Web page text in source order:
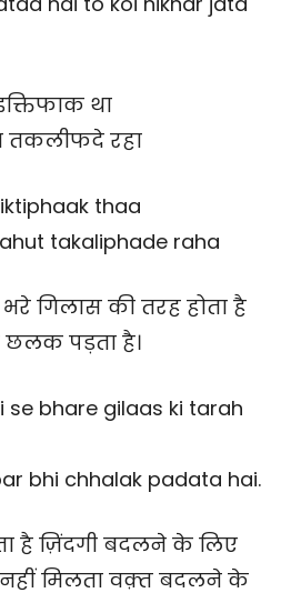
था
तकलीफदे रहा
thaa
takaliphade raha
गिलास की तरह होता है
छलक पड़ता है।
se bhare gilaas ki tarah
bhi chhalak padata hai.
है ज़िंदगी बदलने के लिए
नहीं मिलता वक़्त बदलने के